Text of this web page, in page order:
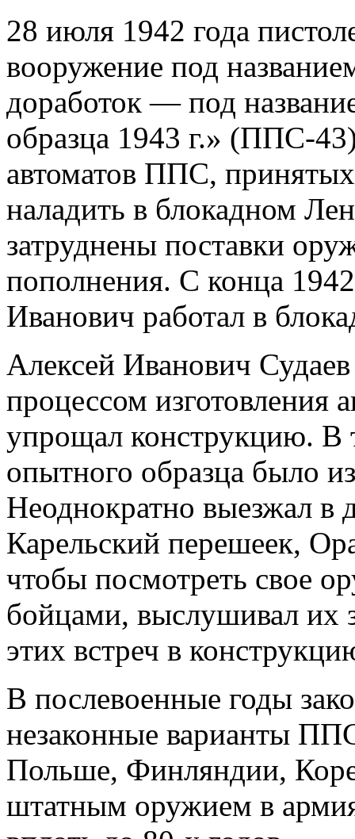
28 июля 1942 года
вооружение под
доработок — под
образца 1943 г.» (ППС-
автоматов ППС,
наладить в блокадном
затруднены поставки
пополнения. С конца
Иванович работал в
Алексей Иванович
процессом изготовления
упрощал конструкцию. В
опытного образца было
Неоднократно выезжал в
Карельский перешеек,
чтобы посмотреть свое
бойцами, выслушивал их
этих встреч в
В послевоенные годы
незаконные варианты
Польше, Финляндии,
штатным оружием в